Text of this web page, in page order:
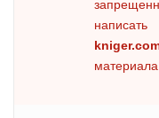
материала